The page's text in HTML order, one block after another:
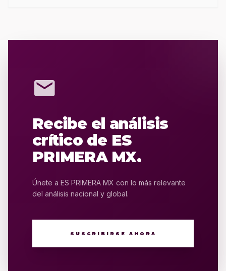
mail
Recibe el análisis
crítico de ES
PRIMERA MX.
Únete a ES PRIMERA MX con lo más relevante
del análisis nacional y global.
SUSCRIBIRSE AHORA